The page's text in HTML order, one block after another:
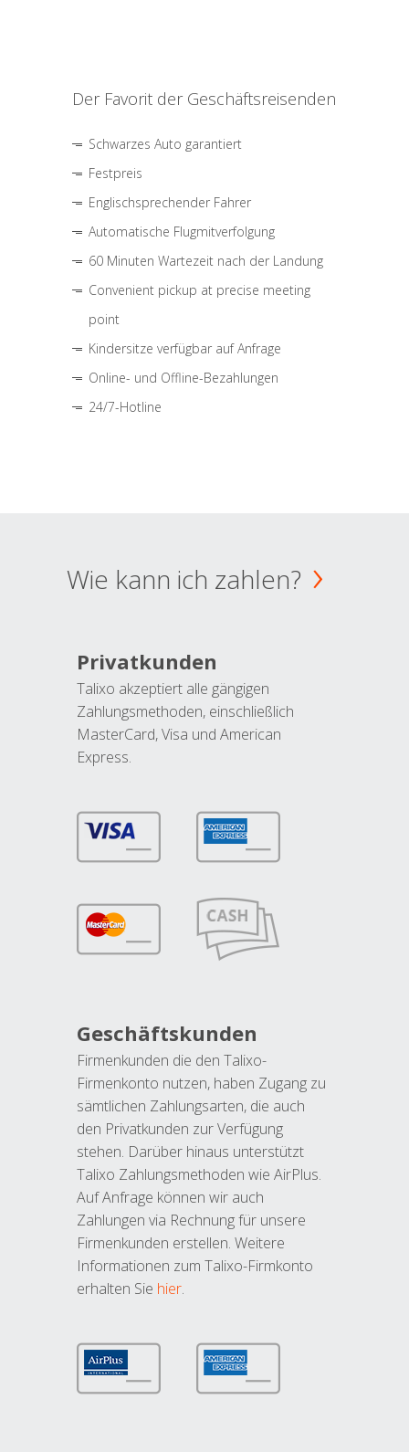
Der Favorit der Geschäftsreisenden
Schwarzes Auto garantiert
Festpreis
Englischsprechender Fahrer
Automatische Flugmitverfolgung
60 Minuten Wartezeit nach der Landung
Convenient pickup at precise meeting
point
Kindersitze verfügbar auf Anfrage
Online- und Offline-Bezahlungen
24/7-Hotline
Wie kann ich zahlen?
Privatkunden
Talixo akzeptiert alle gängigen
Zahlungsmethoden, einschließlich
MasterCard, Visa und American
Express.
Geschäftskunden
Firmenkunden die den Talixo-
Firmenkonto nutzen, haben Zugang zu
sämtlichen Zahlungsarten, die auch
den Privatkunden zur Verfügung
stehen. Darüber hinaus unterstützt
Talixo Zahlungsmethoden wie AirPlus.
Auf Anfrage können wir auch
Zahlungen via Rechnung für unsere
Firmenkunden erstellen. Weitere
Informationen zum Talixo-Firmkonto
erhalten Sie hier.